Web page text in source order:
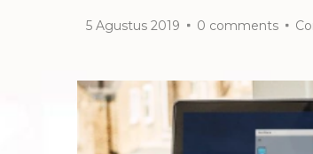
5 Agustus 2019 0 comments